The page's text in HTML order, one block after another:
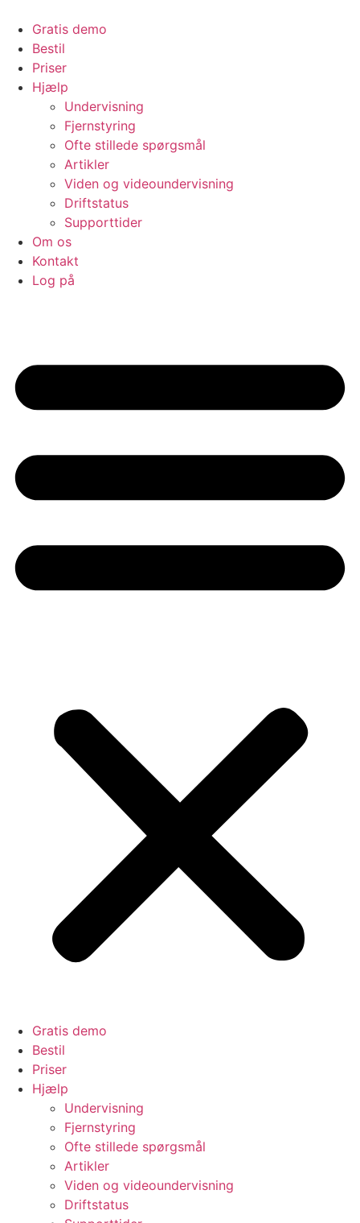
indhold
Gratis demo
Bestil
Priser
Hjælp
Undervisning
Fjernstyring
Ofte stillede spørgsmål
Artikler
Viden og videoundervisning
Driftstatus
Supporttider
Om os
Kontakt
Log på
Gratis demo
Bestil
Priser
Hjælp
Undervisning
Fjernstyring
Ofte stillede spørgsmål
Artikler
Viden og videoundervisning
Driftstatus